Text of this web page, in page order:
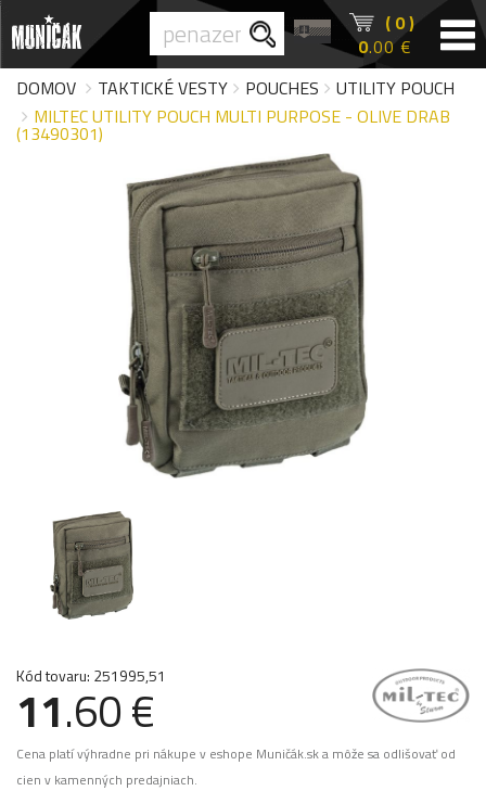
( 0 )
0.00 €
DOMOV
TAKTICKÉ VESTY POUCHES
UTILITY POUCH
MILTEC UTILITY POUCH MULTI PURPOSE - OLIVE DRAB
(13490301)
Kód tovaru: 251995,51
11.60 €
Cena platí výhradne pri nákupe v eshope Muničák.sk a môže sa odlišovať od
cien v kamenných predajniach.